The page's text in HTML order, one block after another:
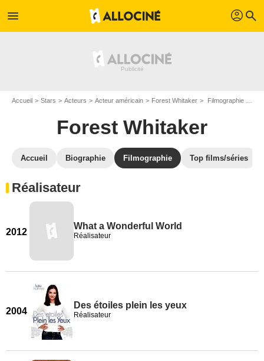
menu profil search
Accueil Stars Acteurs Acteur américain Forest Whitaker Filmographie Forest Whitaker
Forest Whitaker
Accueil Biographie Filmographie Top films/séries
Réalisateur
2012
What a Wonderful World
Réalisateur
2004
Des étoiles plein les yeux
Réalisateur